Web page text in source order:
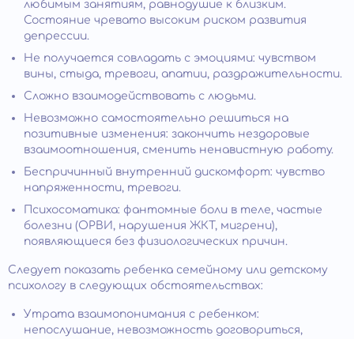
любимым занятиям, равнодушие к близким.
Состояние чревато высоким риском развития
депрессии.
Не получается совладать с эмоциями: чувством
вины, стыда, тревоги, апатии, раздражительности.
Сложно взаимодействовать с людьми.
Невозможно самостоятельно решиться на
позитивные изменения: закончить нездоровые
взаимоотношения, сменить ненавистную работу.
Беспричинный внутренний дискомфорт: чувство
напряженности, тревоги.
Психосоматика: фантомные боли в теле, частые
болезни (ОРВИ, нарушения ЖКТ, мигрени),
появляющиеся без физиологических причин.
Следует показать ребенка семейному или детскому
психологу в следующих обстоятельствах:
Утрата взаимопонимания с ребенком:
непослушание, невозможность договориться,